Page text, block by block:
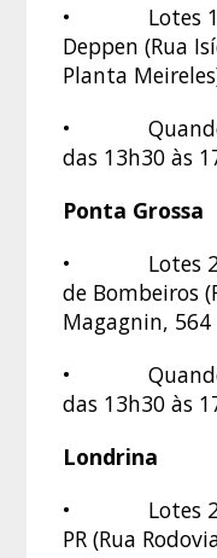
• Lotes 178
Deppen (Rua
Planta
• Quando:
das 13h30 às
Ponta Grossa
• Lotes 206
de Bombeiros
Magagnin, 564
• Quando:
das 13h30 às
Londrina
• Lotes 225
PR (Rua